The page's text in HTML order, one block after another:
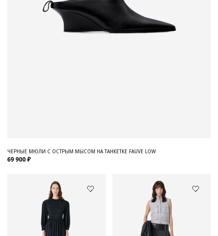
ЧЕРНЫЕ МЮЛИ С ОСТРЫМ МЫСОМ НА ТАНКЕТКЕ FAUVE LOW
69 900 ₽